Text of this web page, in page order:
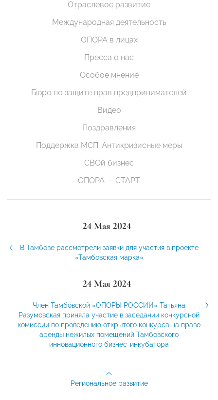
Отраслевое развитие
Международная деятельность
ОПОРА в лицах
Пресса о нас
Особое мнение
Бюро по защите прав предпринимателей
Видео
Поздравления
Поддержка МСП. Антикризисные меры
СВОй бизнес
ОПОРА — СТАРТ
24 Мая 2024
В Тамбове рассмотрели заявки для участия в проекте
«Тамбовская марка»
24 Мая 2024
Член Тамбовской «ОПОРЫ РОССИИ» Татьяна
Разумовская приняла участие в заседании конкурсной
комиссии по проведению открытого конкурса на право
аренды нежилых помещений Тамбовского
инновационного бизнес-инкубатора
Региональное развитие